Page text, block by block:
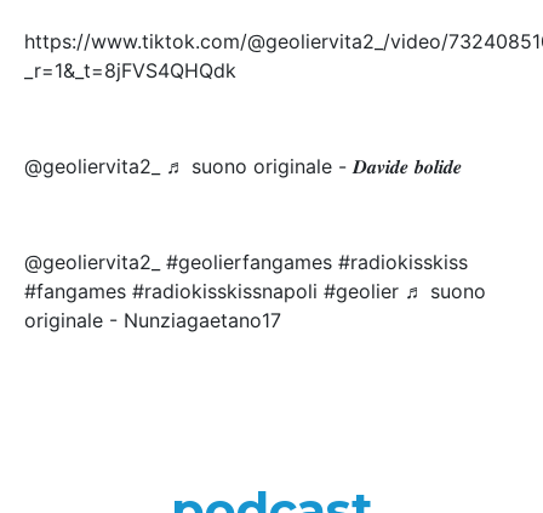
https://www.tiktok.com/@geoliervita2_/video/
_r=1&_t=8jFVS4QHQdk
@geoliervita2_ ♬ suono originale - 𝑫𝒂𝒗𝒊𝒅𝒆 𝒃𝒐𝒍𝒊𝒅𝒆
@geoliervita2_ #geolierfangames #radiokisskiss
#fangames #radiokisskissnapoli #geolier ♬ suono
originale - Nunziagaetano17